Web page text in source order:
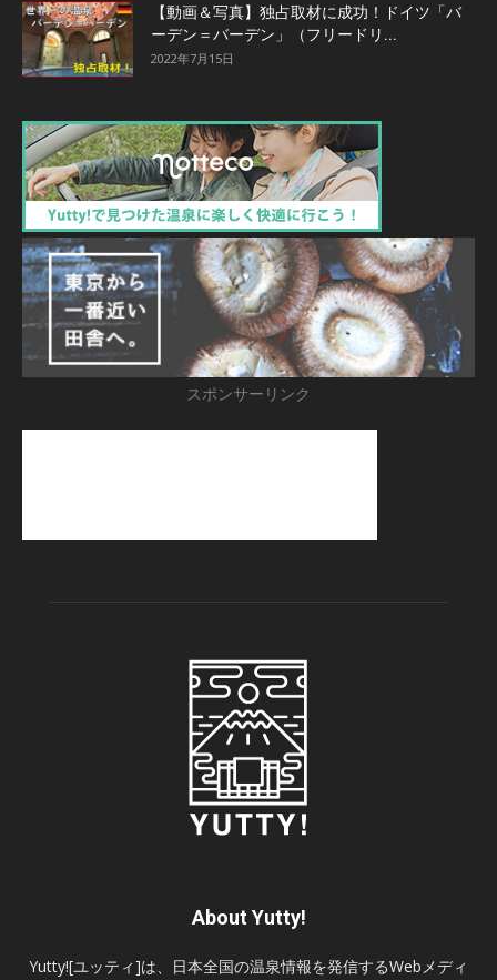
【動画＆写真】独占取材に成功！ドイツ「バ
ーデン＝バーデン」（フリードリ...
2022年7月15日
スポンサーリンク
About Yutty!
Yutty![ユッティ]は、日本全国の温泉情報を発信するWebメディ